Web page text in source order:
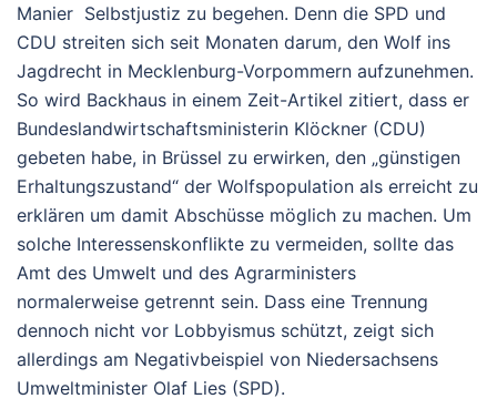
Manier Selbstjustiz zu begehen. Denn die SPD und
CDU streiten sich seit Monaten darum, den Wolf ins
Jagdrecht in Mecklenburg-Vorpommern aufzunehmen.
So wird Backhaus in einem Zeit-Artikel zitiert, dass er
Bundeslandwirtschaftsministerin Klöckner (CDU)
gebeten habe, in Brüssel zu erwirken, den „günstigen
Erhaltungszustand“ der Wolfspopulation als erreicht zu
erklären um damit Abschüsse möglich zu machen. Um
solche Interessenskonflikte zu vermeiden, sollte das
Amt des Umwelt und des Agrarministers
normalerweise getrennt sein. Dass eine Trennung
dennoch nicht vor Lobbyismus schützt, zeigt sich
allerdings am Negativbeispiel von Niedersachsens
Umweltminister Olaf Lies (SPD).